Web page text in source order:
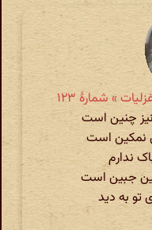
» شمارهٔ ۱۲۳
چنین است
نمکین است
ندارم
جبین است
تو به دید